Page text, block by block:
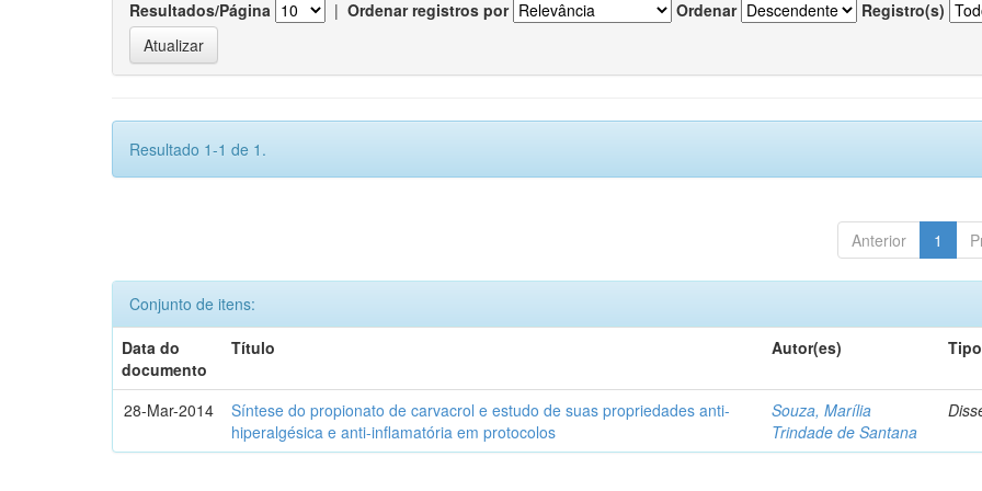
Resultados/Página | Ordenar registros por Ordenar Registro(s)
Resultado 1-1 de 1.
Anterior 1
Conjunto de itens:
Data do
documento
Título Autor(es) Tipo
28-Mar-2014
Síntese do propionato de carvacrol e estudo de suas propriedades anti-
hiperalgésica e anti-inflamatória em protocolos
Souza, Marília
Trindade de Santana